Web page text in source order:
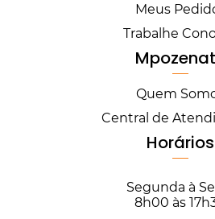
Meus
Trabalhe
Quem
Central de
Horários
Segunda à
8h00 às